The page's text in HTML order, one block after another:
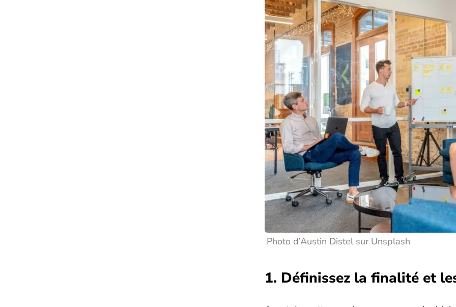
Photo d’Austin Distel sur Unsplash
1. Définissez la finalité et